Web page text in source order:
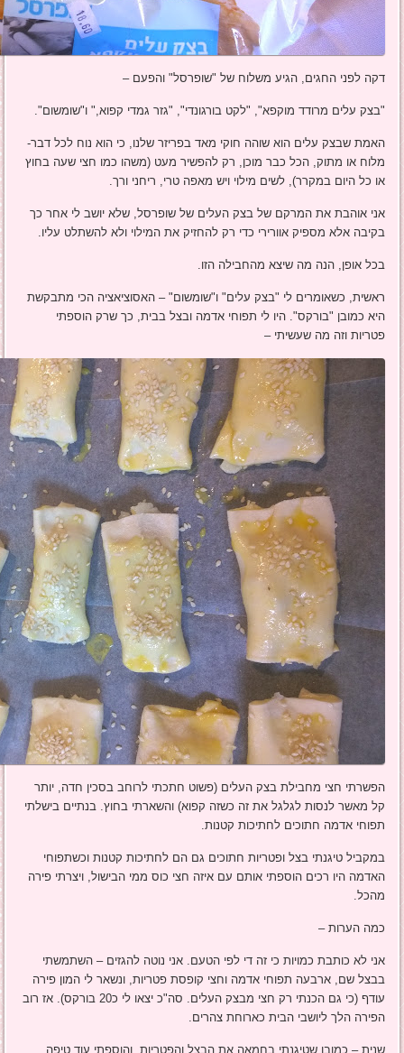
דקה לפני החגים, הגיע משלוח של "שופרסל" והפעם –
"בצק עלים מרודד מוקפא", "לקט בורגונדי", "גזר גמדי קפוא," ו"שומשום".
האמת שבצק עלים הוא שוהה חוקי מאד בפריזר שלנו, כי הוא נוח לכל דבר-
מלוח או מתוק, הכל כבר מוכן, רק להפשיר מעט (משהו כמו חצי שעה בחוץ
או כל היום במקרר), לשים מילוי ויש מאפה טרי, ריחני ורך.
אני אוהבת את המרקם של בצק העלים של שופרסל, שלא יושב לי אחר כך
בקיבה אלא מספיק אוורירי כדי רק להחזיק את המילוי ולא להשתלט עליו.
בכל אופן, הנה מה שיצא מהחבילה הזו.
ראשית, כשאומרים לי "בצק עלים" ו"שומשום" – האסוציאציה הכי מתבקשת
היא כמובן "בורקס". היו לי תפוחי אדמה ובצל בבית, כך שרק הוספתי
פטריות וזה מה שעשיתי –
הפשרתי חצי מחבילת בצק העלים (פשוט חתכתי לרוחב בסכין חדה, יותר
קל מאשר לנסות לגלגל את זה כשזה קפוא) והשארתי בחוץ. בנתיים בישלתי
תפוחי אדמה חתוכים לחתיכות קטנות.
במקביל טיגנתי בצל ופטריות חתוכים גם הם לחתיכות קטנות וכשתפוחי
האדמה היו רכים הוספתי אותם עם איזה חצי כוס ממי הבישול, ויצרתי פירה
מהכל.
כמה הערות –
אני לא כותבת כמויות כי זה די לפי הטעם. אני נוטה להגזים – השתמשתי
בבצל שם, ארבעה תפוחי אדמה וחצי קופסת פטריות, ונשאר לי המון פירה
עודף (כי גם הכנתי רק חצי מבצק העלים. סה"כ יצאו לי כ20 בורקס). אז רוב
הפירה הלך ליושבי הבית כארוחת צהרים.
שנית – כמובן שטיגנתי בחמאה את הבצל והפטריות, והוספתי עוד טיפה